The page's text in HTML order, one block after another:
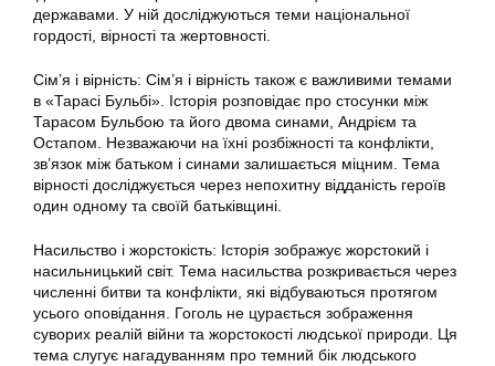
державами. У ній досліджуються теми національної
гордості, вірності та жертовності.
Сім’я і вірність: Сім’я і вірність також є важливими темами
в «Тарасі Бульбі». Історія розповідає про стосунки між
Тарасом Бульбою та його двома синами, Андрієм та
Остапом. Незважаючи на їхні розбіжності та конфлікти,
зв’язок між батьком і синами залишається міцним. Тема
вірності досліджується через непохитну відданість героїв
один одному та своїй батьківщині.
Насильство і жорстокість: Історія зображує жорстокий і
насильницький світ. Тема насильства розкривається через
численні битви та конфлікти, які відбуваються протягом
усього оповідання. Гоголь не цурається зображення
суворих реалій війни та жорстокості людської природи. Ця
тема слугує нагадуванням про темний бік людського